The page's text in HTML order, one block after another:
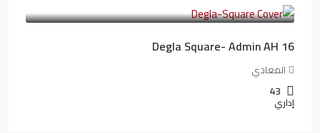
Degla Square- Admin AH 16
المعادي
43
إداري